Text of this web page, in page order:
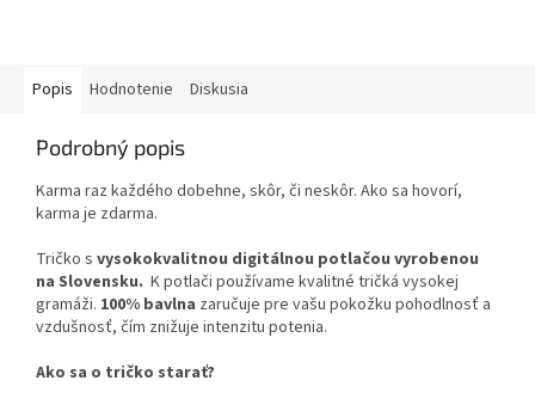
Popis Hodnotenie Diskusia
Podrobný popis
Karma raz každého dobehne, skôr, či neskôr. Ako sa hovorí,
karma je zdarma.
Tričko s vysokokvalitnou digitálnou potlačou vyrobenou
na Slovensku. K potlači používame kvalitné tričká vysokej
gramáži. 100% bavlna zaručuje pre vašu pokožku pohodlnosť a
vzdušnosť, čím znižuje intenzitu potenia.
Ako sa o tričko starať?